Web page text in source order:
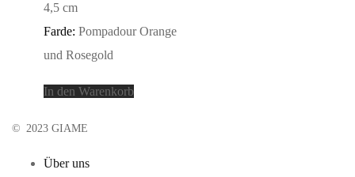
4,5 cm
Farde: Pompadour Orange
und Rosegold
In den Warenkorb
© 2023 GIAME
Über uns